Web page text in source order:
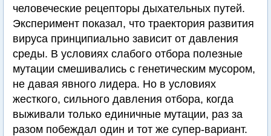
человеческие рецепторы дыхательных путей.
Эксперимент показал, что траектория развития
вируса принципиально зависит от давления
среды. В условиях слабого отбора полезные
мутации смешивались с генетическим мусором,
не давая явного лидера. Но в условиях
жесткого, сильного давления отбора, когда
выживали только единичные мутации, раз за
разом побеждал один и тот же супер-вариант.